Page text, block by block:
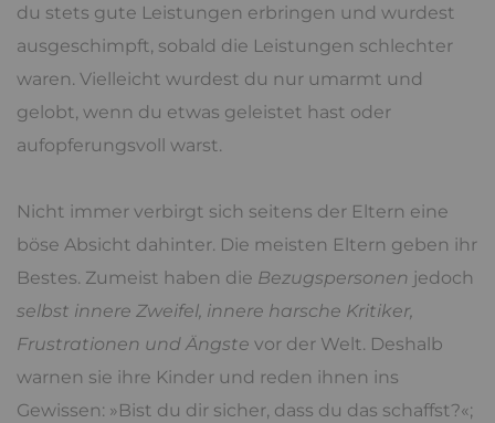
du stets gute Leistungen erbringen und wurdest
ausgeschimpft, sobald die Leistungen schlechter
waren. Vielleicht wurdest du nur umarmt und
gelobt, wenn du etwas geleistet hast oder
aufopferungsvoll warst.
Nicht immer verbirgt sich seitens der Eltern eine
böse Absicht dahinter. Die meisten Eltern geben ihr
Bestes. Zumeist haben die Bezugspersonen jedoch
selbst innere Zweifel, innere harsche Kritiker,
Frustrationen und Ängste vor der Welt. Deshalb
warnen sie ihre Kinder und reden ihnen ins
Gewissen: »Bist du dir sicher, dass du das schaffst?«;